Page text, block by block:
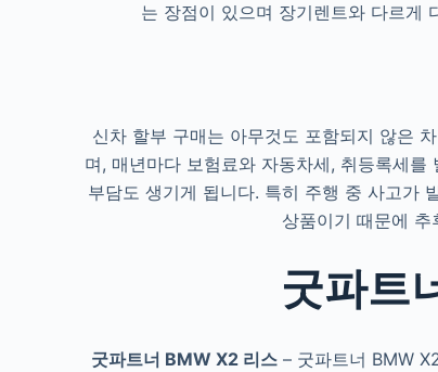
는 장점이 있으며 장기렌트와 다르게
신차 할부 구매는 아무것도 포함되지 않은
며, 매년마다 보험료와 자동차세, 취등록세
부담도 생기게 됩니다. 특히 주행 중 사고가
상품이기 때문에
굿파트
굿파트너 BMW X2 리스 – 굿파트너 BMW